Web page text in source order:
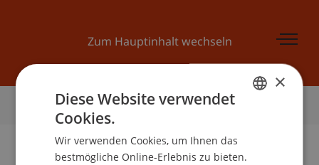
Zum Hauptinhalt wechseln
Startseite
×
Diese Website verwendet
Cookies.
Wir verwenden Cookies, um Ihnen das
bestmögliche Online-Erlebnis zu bieten.